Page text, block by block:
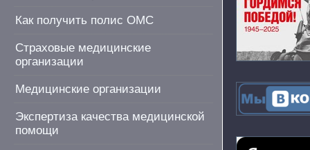
Как получить полис ОМС
Страховые медицинские
организации
Медицинские организации
Экспертиза качества медицинской
помощи